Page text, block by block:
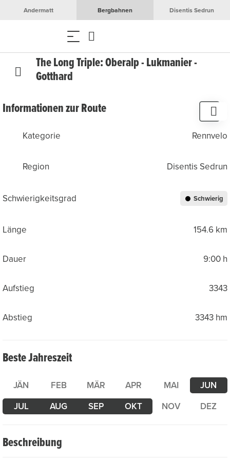
Andermatt Bergbahnen Disentis Sedrun
The Long Triple: Oberalp - Lukmanier -
Gotthard
Informationen zur Route
Kategorie Rennvelo
Region Disentis Sedrun
Schwierigkeitsgrad Schwierig
Länge 154.6 km
Dauer 9:00 h
Aufstieg 3343
Abstieg 3343 hm
Beste Jahreszeit
JÄN FEB MÄR APR MAI
JUN
JUL
AUG SEP OKT NOV DEZ
Beschreibung